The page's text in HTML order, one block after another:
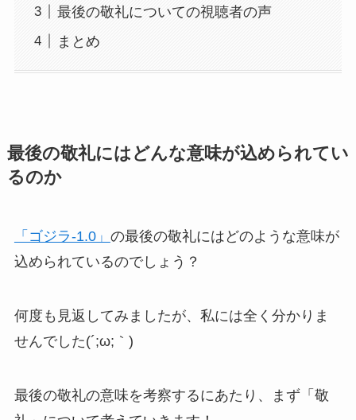
最後の敬礼についての視聴者の声
まとめ
最後の敬礼にはどんな意味が込められてい
るのか
「ゴジラ-1.0」 の最後の敬礼にはどのような意味が
込められているのでしょう？
何度も見返してみましたが、私には全く分かりま
せんでした(´;ω;｀)
最後の敬礼の意味を考察するにあたり、まず「敬